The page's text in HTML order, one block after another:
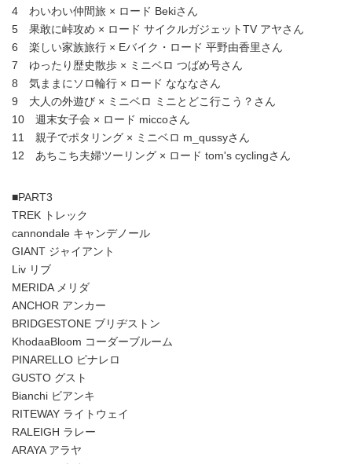
4 わいわい仲間旅 × ロード Bekiさん
5 果敢に峠攻め × ロード サイクルガジェットTV アヤさん
6 楽しい家族旅行 × Eバイク・ロード 平野由香里さん
7 ゆったり歴史散歩 × ミニベロ つばめ号さん
8 気ままにソロ輪行 × ロード なななさん
9 大人の外遊び × ミニベロ ミニとどこ行こう？さん
10 週末女子会 × ロード miccoさん
11 親子でポタリング × ミニベロ m_qussyさん
12 あちこち夫婦ツーリング × ロード tom's cyclingさん
■PART3
TREK トレック
cannondale キャンデノール
GIANT ジャイアント
Liv リブ
MERIDA メリダ
ANCHOR アンカー
BRIDGESTONE ブリヂストン
KhodaaBloom コーダーブルーム
PINARELLO ピナレロ
GUSTO グスト
Bianchi ビアンキ
RITEWAY ライトウェイ
RALEIGH ラレー
ARAYA アラヤ